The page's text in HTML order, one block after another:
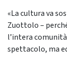
«La cultura va
Zuottolo –
l’intera
spettacolo, ma